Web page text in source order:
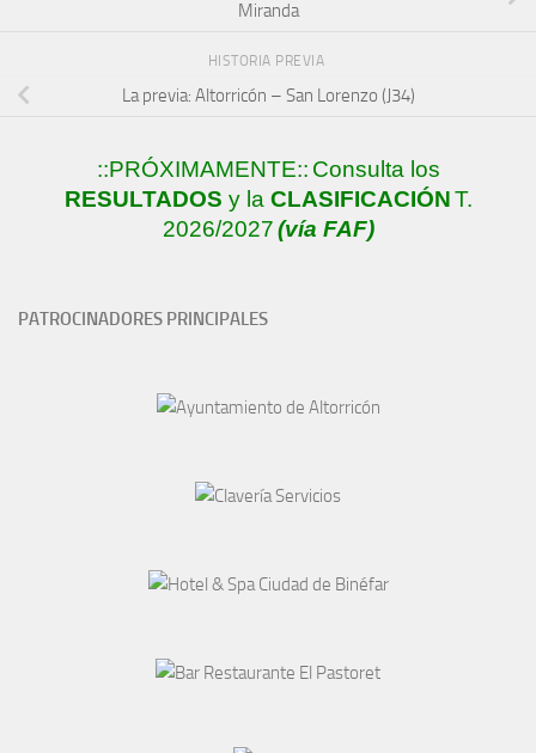
Miranda
HISTORIA PREVIA
La previa: Altorricón – San Lorenzo (J34)
::PRÓXIMAMENTE:: Consulta los
RESULTADOS y la CLASIFICACIÓNT.
2026/2027(vía FAF)
PATROCINADORES PRINCIPALES